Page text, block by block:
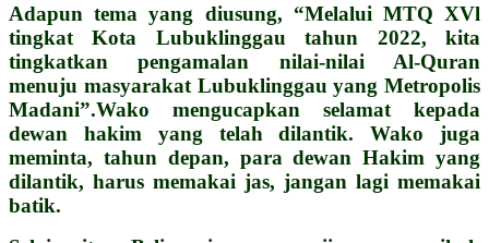
Adapun tema yang diusung, “Melalui MTQ XVl
tingkat Kota Lubuklinggau tahun 2022, kita
tingkatkan pengamalan nilai-nilai Al-Quran
menuju masyarakat Lubuklinggau yang Metropolis
Madani”.Wako mengucapkan selamat kepada
dewan hakim yang telah dilantik. Wako juga
meminta, tahun depan, para dewan Hakim yang
dilantik, harus memakai jas, jangan lagi memakai
batik.